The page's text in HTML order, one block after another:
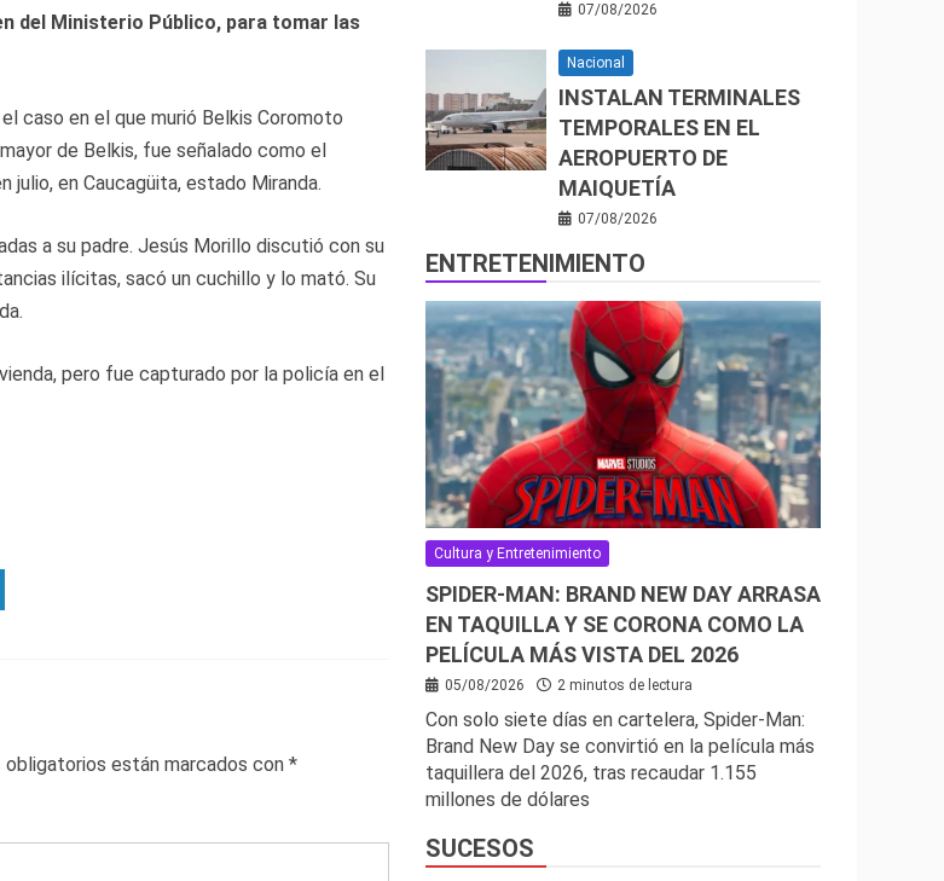
del Ministerio Público, para tomar las
caso en el que murió Belkis Coromoto
de Belkis, fue señalado como el
julio, en Caucagüita, estado Miranda.
a su padre. Jesús Morillo discutió con su
ilícitas, sacó un cuchillo y lo mató. Su
pero fue capturado por la policía en el
obligatorios están marcados con *
07/08/2026
Nacional
INSTALAN TERMINALES
TEMPORALES EN EL
AEROPUERTO DE
MAIQUETÍA
07/08/2026
ENTRETENIMIENTO
Cultura y Entretenimiento
SPIDER-MAN: BRAND NEW DAY ARRASA
EN TAQUILLA Y SE CORONA COMO LA
PELÍCULA MÁS VISTA DEL 2026
05/08/2026 2 minutos de lectura
Con solo siete días en cartelera, Spider-Man:
Brand New Day se convirtió en la película más
taquillera del 2026, tras recaudar 1.155
millones de dólares
SUCESOS